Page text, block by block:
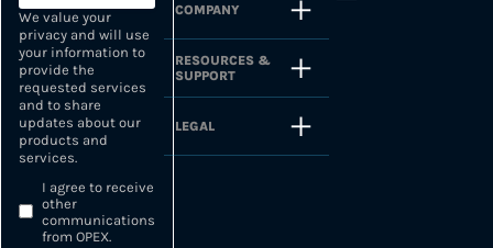
We value your
privacy and will use
your information to
provide the
requested services
and to share
updates about our
products and
services.
I agree to receive
other
communications
from OPEX.
COMPANY
RESOURCES &
SUPPORT
LEGAL